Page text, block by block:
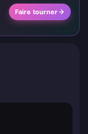
Faire tourner